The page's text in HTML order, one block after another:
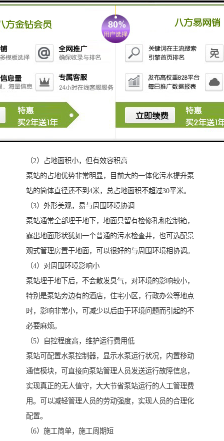
玻璃钢一体化泵站报价特点
（1）集成化程度高，便于实现自动化
置潜污泵、自动耦合装置、导杆、进出水管、止回阀、
闸阀、柔性接头等，可以实现全自动无人值守控制系
统，重力管网进水前端可根据用户需要设置提篮格栅人
工定理清理或通过粉碎型格栅将垃圾粉碎成8mm左右的
（2）占地面积小，但有效容积高
泵站的占地优势非常明显，目前大的一体化污水提升泵
站的筒体直径还不到4米，总占地面积不超过30平米。
（3）外形美观，易与周围环境协调
泵站通常全部埋于地下，地面只留有检修孔和控制箱，
露出地面形状犹如一个普通的污水检查井，也可选配景
观式管理房置于地面，可以很好的与周围环境相协调。
（4）对周围环境影响小
泵站埋于地下后，不会散发臭气，对环境的影响较小，
特别是泵站旁边有的酒店，住宅小区，行政办公等地点
时，影响非常小，可减少以后由于环境问题而引起的不
必要麻烦。
（5）自控程度高，维护运行费用低
泵站可配置水泵控制器，显示水泵运行状况，内置移动
通信模块，可直接向泵站管理人员发送运行故障信息，
实现真正的无人值守，大大节省泵站运行的人工管理费
用。可以减轻管理人员的劳动强度，实现人员的合理化
配置。
（6）施工简单，施工周期短